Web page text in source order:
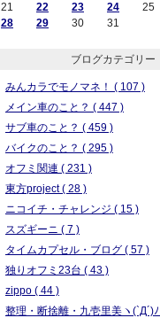
21
22 23 24 25
28
29 30 31
ブログカテゴリー
みんカラでモノマネ！ ( 107 )
メイン車のこと？ ( 447 )
サブ車のこと？ ( 459 )
バイクのこと？ ( 295 )
オフミ関連 ( 231 )
東方project ( 28 )
ニコイチ・チャレンジ ( 15 )
スズギーニ ( 7 )
タイムカプセル・ブログ ( 57 )
独りオフミ23台 ( 43 )
zippo ( 44 )
整理・断捨離・九壱里美ヽ(`Д´)